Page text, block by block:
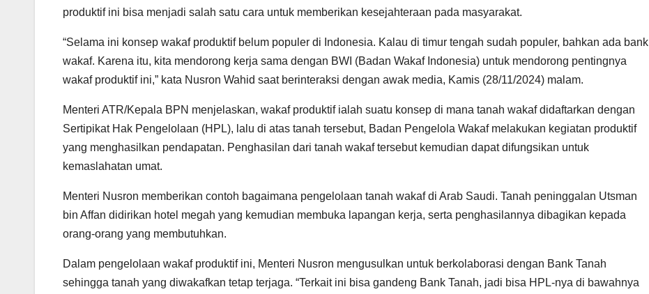
produktif ini bisa menjadi salah satu cara untuk memberikan kesejahteraan pada masyarakat.
“Selama ini konsep wakaf produktif belum populer di Indonesia. Kalau di timur tengah sudah populer, bahkan ada bank
wakaf. Karena itu, kita mendorong kerja sama dengan BWI (Badan Wakaf Indonesia) untuk mendorong pentingnya
wakaf produktif ini,” kata Nusron Wahid saat berinteraksi dengan awak media, Kamis (28/11/2024) malam.
Menteri ATR/Kepala BPN menjelaskan, wakaf produktif ialah suatu konsep di mana tanah wakaf didaftarkan dengan
Sertipikat Hak Pengelolaan (HPL), lalu di atas tanah tersebut, Badan Pengelola Wakaf melakukan kegiatan produktif
yang menghasilkan pendapatan. Penghasilan dari tanah wakaf tersebut kemudian dapat difungsikan untuk
kemaslahatan umat.
Menteri Nusron memberikan contoh bagaimana pengelolaan tanah wakaf di Arab Saudi. Tanah peninggalan Utsman
bin Affan didirikan hotel megah yang kemudian membuka lapangan kerja, serta penghasilannya dibagikan kepada
orang-orang yang membutuhkan.
Dalam pengelolaan wakaf produktif ini, Menteri Nusron mengusulkan untuk berkolaborasi dengan Bank Tanah
sehingga tanah yang diwakafkan tetap terjaga. “Terkait ini bisa gandeng Bank Tanah, jadi bisa HPL-nya di bawahnya